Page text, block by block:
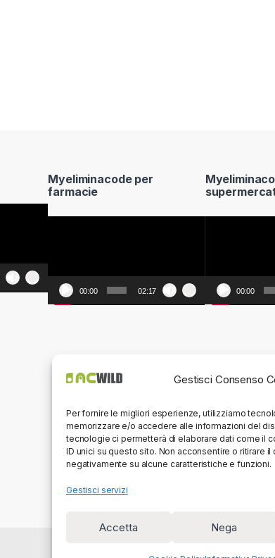
Gestisci Consenso
Per fornire le migliori esperienze, utilizziamo
memorizzare e/o accedere alle informazioni del
tecnologie ci permetterà di elaborare dati come il
ID unici su questo sito. Non acconsentire o ritirare
negativamente su alcune caratteristiche e funzioni.
Gestisci servizi
Accetta Nega
Myeliminacode per
farmacie
00:00 02:17 00:00